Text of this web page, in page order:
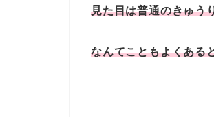
見た目は普通のきゅう
なんてこともよくある